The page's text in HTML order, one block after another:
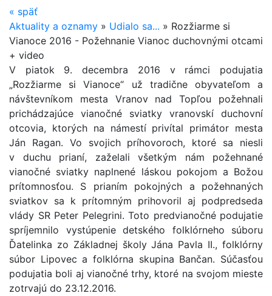
« späť
Aktuality a oznamy » Udialo sa... » Rozžiarme si
Vianoce 2016 - Požehnanie Vianoc duchovnými otcami
+ video
V piatok 9. decembra 2016 v rámci podujatia
„Rozžiarme si Vianoce“ už tradične obyvateľom a
návštevníkom mesta Vranov nad Topľou požehnali
prichádzajúce vianočné sviatky vranovskí duchovní
otcovia, ktorých na námestí privítal primátor mesta
Ján Ragan. Vo svojich príhovoroch, ktoré sa niesli
v duchu prianí, zaželali všetkým nám požehnané
vianočné sviatky naplnené láskou pokojom a Božou
prítomnosťou. S prianím pokojných a požehnaných
sviatkov sa k prítomným prihovoril aj podpredseda
vlády SR Peter Pelegrini. Toto predvianočné podujatie
spríjemnilo vystúpenie detského folklórneho súboru
Ďatelinka zo Základnej školy Jána Pavla II., folklórny
súbor Lipovec a folklórna skupina Bančan. Súčasťou
podujatia boli aj vianočné trhy, ktoré na svojom mieste
zotrvajú do 23.12.2016.